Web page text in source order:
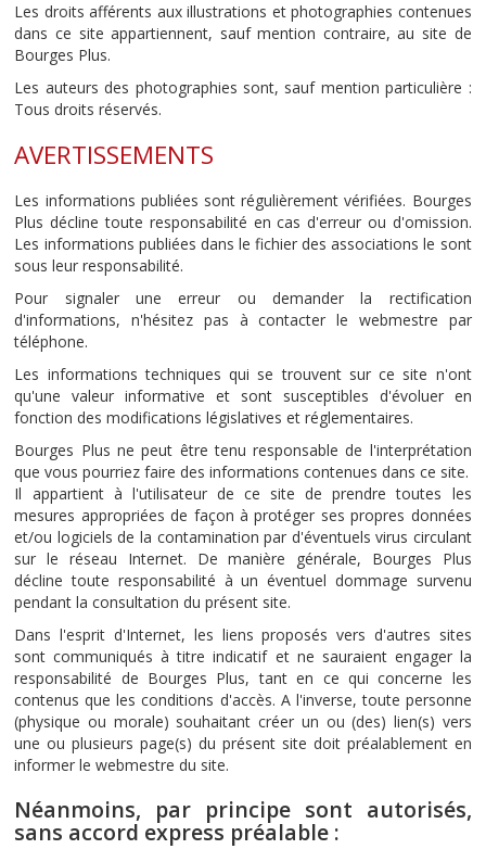
Les droits afférents aux illustrations et photographies contenues
dans ce site appartiennent, sauf mention contraire, au site de
Bourges Plus.
Les auteurs des photographies sont, sauf mention particulière :
Tous droits réservés.
AVERTISSEMENTS
Les informations publiées sont régulièrement vérifiées. Bourges
Plus décline toute responsabilité en cas d'erreur ou d'omission.
Les informations publiées dans le fichier des associations le sont
sous leur responsabilité.
Pour signaler une erreur ou demander la rectification
d'informations, n'hésitez pas à contacter le webmestre par
téléphone.
Les informations techniques qui se trouvent sur ce site n'ont
qu'une valeur informative et sont susceptibles d'évoluer en
fonction des modifications législatives et réglementaires.
Bourges Plus ne peut être tenu responsable de l'interprétation
que vous pourriez faire des informations contenues dans ce site.
Il appartient à l'utilisateur de ce site de prendre toutes les
mesures appropriées de façon à protéger ses propres données
et/ou logiciels de la contamination par d'éventuels virus circulant
sur le réseau Internet. De manière générale, Bourges Plus
décline toute responsabilité à un éventuel dommage survenu
pendant la consultation du présent site.
Dans l'esprit d'Internet, les liens proposés vers d'autres sites
sont communiqués à titre indicatif et ne sauraient engager la
responsabilité de Bourges Plus, tant en ce qui concerne les
contenus que les conditions d'accès. A l'inverse, toute personne
(physique ou morale) souhaitant créer un ou (des) lien(s) vers
une ou plusieurs page(s) du présent site doit préalablement en
informer le webmestre du site.
Néanmoins, par principe sont autorisés,
sans accord express préalable :